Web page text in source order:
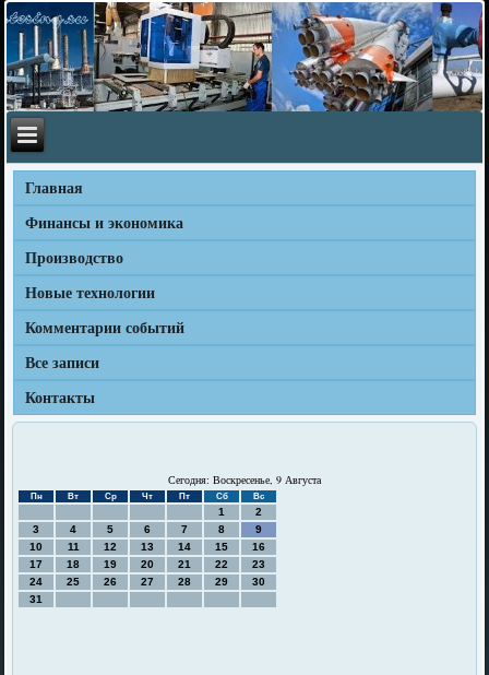
Главная
Финансы и экономика
Производство
Новые технологии
Комментарии событий
Все записи
Контакты
Сегодня: Воскресенье, 9 Августа
Пн Вт Ср Чт Пт Сб Вс
1
2
3
4 5 6 7 8
9
10
11 12 13 14 15
16
17
18 19 20 21 22
23
24
25 26 27 28 29
30
31